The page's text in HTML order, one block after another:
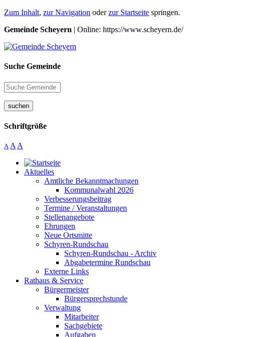
Zum Inhalt, zur Navigation oderzur Startseite springen.
Gemeinde Scheyern | Online: https://www.scheyern.de/
Suche Gemeinde
suchen
Schriftgröße
A A A
Aktuelles
Amtliche Bekanntmachungen
Kommunalwahl 2026
Verbesserungsbeitrag
Termine / Veranstaltungen
Stellenangebote
Ehrungen
Neue Ortsmitte
Schyren-Rundschau
Schyren-Rundschau - Archiv
Abgabetermine Rundschau
Externe Links
Rathaus & Service
Bürgermeister
Bürgersprechstunde
Verwaltung
Mitarbeiter
Sachgebiete
Aufgaben